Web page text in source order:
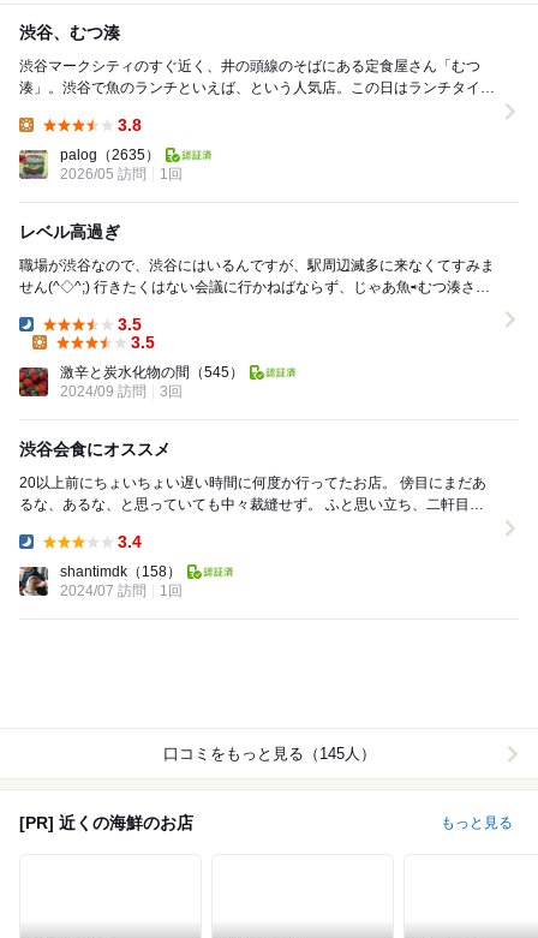
渋谷、むつ湊
渋谷マークシティのすぐ近く、井の頭線のそばにある定食屋さん「むつ
湊」。渋谷で魚のランチといえば、という人気店。この日はランチタイム
3.8
palog （2635）
2026/05 訪問
1回
レベル高過ぎ
職場が渋谷なので、渋谷にはいるんですが、駅周辺滅多に来なくてすみま
せん(^◇^;) 行きたくはない会議に行かねばならず、じゃあ魚⇨むつ湊さん
Dinner:
3.5
3.5
激辛と炭水化物の間 （545）
2024/09 訪問
3回
渋谷会食にオススメ
20以上前にちょいちょい遅い時間に何度か行ってたお店。 傍目にまだあ
るな、あるな、と思っていても中々裁縫せず。 ふと思い立ち、二軒目に
3.4
shantimdk （158）
2024/07 訪問
1回
口コミをもっと見る（145人）
[PR] 近くの海鮮のお店 もっと見る